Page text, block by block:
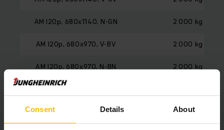
Consent Details About
AM I20p, 680x1140, N-GN 2 000 kg
AM I20p, 680x970, V-BV 2 000 kg
AM I20p, 680x970, N-BN 2 000 kg
AM I20p, 680x970, V-GV
AM I20p, 680x970, N-GN 2 000 kg